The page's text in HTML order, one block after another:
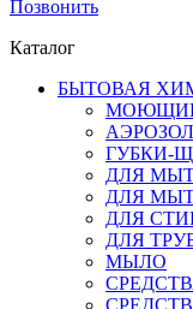
Позвонить
Каталог
БЫТОВАЯ
ГУБКИ-
ДЛЯ
ДЛЯ
ДЛЯ
ДЛЯ
МЫЛО